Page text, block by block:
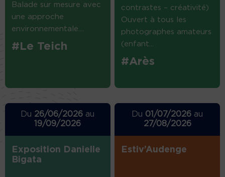
Balade sur mesure avec
une approche
environnementale....
#Le Teich
contrastes – créativité)
Ouvert à tous les
photographes amateurs
(enfant...
#Arès
Du 26/06/2026 au
19/09/2026
Exposition Danielle
Bigata
Du 01/07/2026 au
27/08/2026
Estiv’Audenge